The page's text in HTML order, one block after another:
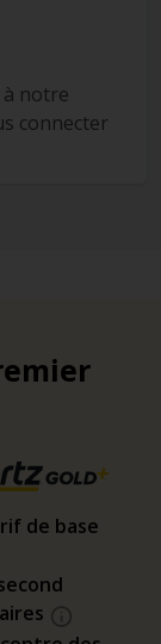
notre
connecter
de base